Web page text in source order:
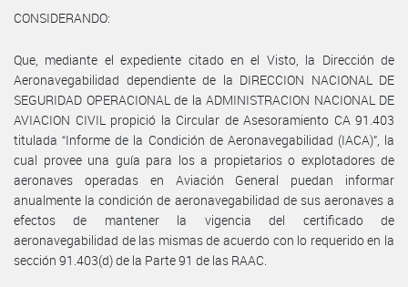
CONSIDERANDO:
Que, mediante el expediente citado en el Visto, la Dirección de
Aeronavegabilidad dependiente de la DIRECCION NACIONAL DE
SEGURIDAD OPERACIONAL de la ADMINISTRACION NACIONAL DE
AVIACION CIVIL propició la Circular de Asesoramiento CA 91.403
titulada “Informe de la Condición de Aeronavegabilidad (IACA)”, la
cual provee una guía para los a propietarios o explotadores de
aeronaves operadas en Aviación General puedan informar
anualmente la condición de aeronavegabilidad de sus aeronaves a
efectos de mantener la vigencia del certificado de
aeronavegabilidad de las mismas de acuerdo con lo requerido en la
sección 91.403(d) de la Parte 91 de las RAAC.